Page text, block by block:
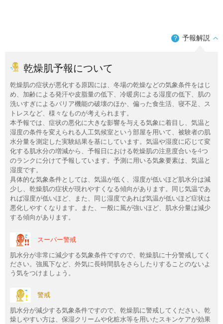
？ 予報解説
乾燥肌予報について
乾燥肌の症状が悪化する原因には、冬場の乾燥などの気象条件をはじ
め、加齢による発汗や皮脂量の低下、冷暖房による湿度の低下、肌の
洗いすぎによるバリア機能の破壊のほか、偏った食生活、寝不足、ス
トレスなど、様々なものが考えられます。
本予報では、症状の悪化に大きな影響を与える気象に着目し、気温と
湿度の条件を変えられる人工気候室という部屋を用いて、被験者の肌
水分量を測定した実験結果を基にしています。気温や湿度に応じて変
化する肌水分の増減から、予報日における乾燥肌の注意度合いを4つ
のランクに分けて予報しています。予測に用いる気象要素は、気温と
湿度です。
具体的な気象条件としては、気温が低く、湿度が低いほど肌水分は減
少し、乾燥肌の症状が現れやすくなる傾向があります。同じ気温であ
れば湿度が低いほど、また、同じ湿度であれば気温が低いほど症状は
悪化しやすくなります。また、一般に風が強いほど、肌水分量は減少
する傾向があります。
スーパー警戒
肌水分が非常に減少する気象条件ですので、乾燥肌に十分警戒してく
ださい。強風下など、外気に長時間肌をさらしたりすることのないよ
う気をつけましょう。
警戒
肌水分が減少する気象条件ですので、乾燥肌に警戒してください。乾
燥しやすい方は、保湿クリームや化粧水等を用いたスキンケアが効果